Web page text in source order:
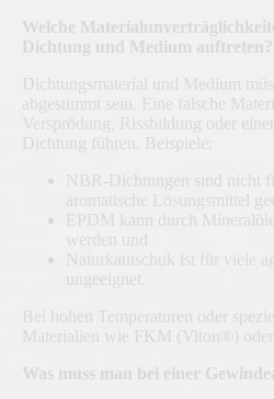
Welche
Dichtung und Medium auftreten?
Dichtungsmaterial und Medium
abgestimmt sein. Eine falsche
Versprödung, Rissbildung oder
Dichtung führen. Beispiele:
NBR-Dichtungen sind nicht
aromatische Lösungsmittel
EPDM kann durch
werden und
Naturkautschuk ist für viele
ungeeignet.
Bei hohen Temperaturen oder
Materialien wie FKM (Viton®) oder
Was muss man bei einer